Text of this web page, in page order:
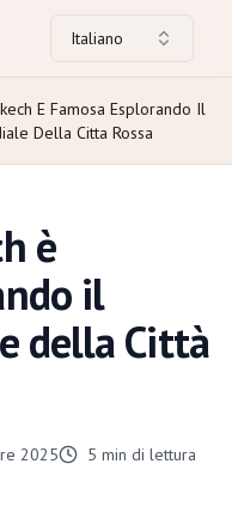
Italiano
E Famosa Esplorando Il
Della Citta Rossa
è
il
della Città
2025 5 min di lettura